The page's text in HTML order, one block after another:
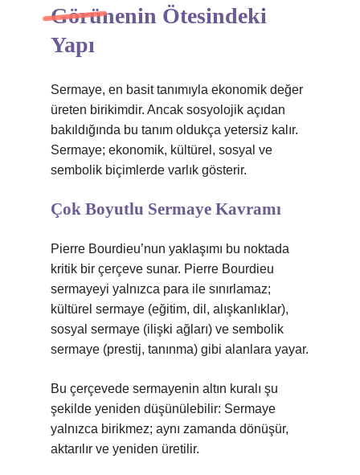
Görünenin Ötesindeki
Yapı
Sermaye, en basit tanımıyla ekonomik değer
üreten birikimdir. Ancak sosyolojik açıdan
bakıldığında bu tanım oldukça yetersiz kalır.
Sermaye; ekonomik, kültürel, sosyal ve
sembolik biçimlerde varlık gösterir.
Çok Boyutlu Sermaye Kavramı
Pierre Bourdieu’nun yaklaşımı bu noktada
kritik bir çerçeve sunar. Pierre Bourdieu
sermayeyi yalnızca para ile sınırlamaz;
kültürel sermaye (eğitim, dil, alışkanlıklar),
sosyal sermaye (ilişki ağları) ve sembolik
sermaye (prestij, tanınma) gibi alanlara yayar.
Bu çerçevede sermayenin altın kuralı şu
şekilde yeniden düşünülebilir: Sermaye
yalnızca birikmez; aynı zamanda dönüşür,
aktarılır ve yeniden üretilir.